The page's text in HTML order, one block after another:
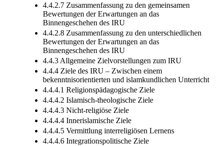
4.4.2.7 Zusammenfassung zu den gemeinsamen
Bewertungen der Erwartungen an das
Binnengeschehen des IRU
4.4.2.8 Zusammenfassung zu den unterschiedlichen
Bewertungen der Erwartungen an das
Binnengeschehen des IRU
4.4.3 Allgemeine Zielvorstellungen zum IRU
4.4.4 Ziele des IRU – Zwischen einem
bekenntnisorientierten und islamkundlichen Unterricht
4.4.4.1 Religionspädagogische Ziele
4.4.4.2 Islamisch-theologische Ziele
4.4.4.3 Nicht-religiöse Ziele
4.4.4.4 Innerislamische Ziele
4.4.4.5 Vermittlung interreligiösen Lernens
4.4.4.6 Integrationspolitische Ziele